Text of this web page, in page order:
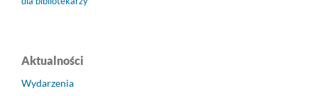
Aktualności
Wydarzenia